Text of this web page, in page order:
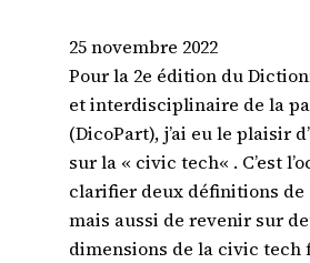
25 novembre 2022
Pour la 2e édition du
et interdisciplinaire de la
(DicoPart), j’ai eu le plaisir
sur la « civic tech« . C’est
clarifier deux définitions de
mais aussi de revenir sur
dimensions de la civic tech